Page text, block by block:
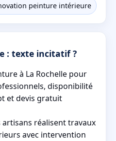
peinture intérieure
: texte incitatif ?
à La Rochelle pour
disponibilité
et devis gratuit
artisans réalisent travaux
avec intervention